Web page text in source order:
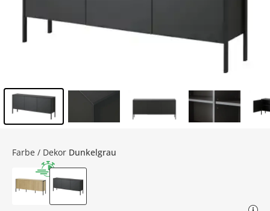
Farbe / Dekor Dunkelgrau